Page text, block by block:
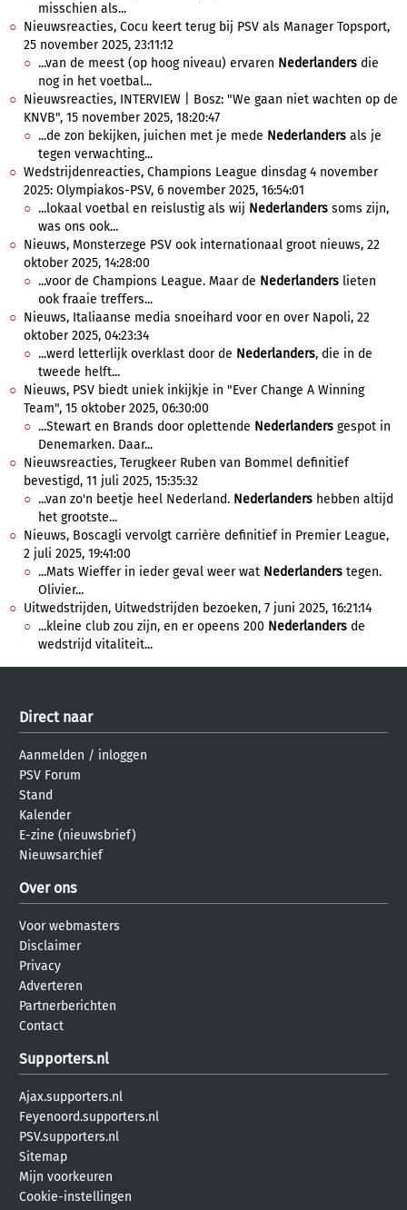
misschien als...
Nieuwsreacties, Cocu keert terug bij PSV als Manager Topsport,
25 november 2025, 23:11:12
...van de meest (op hoog niveau) ervaren Nederlanders die
nog in het voetbal...
Nieuwsreacties, INTERVIEW | Bosz: "We gaan niet wachten op de
KNVB", 15 november 2025, 18:20:47
...de zon bekijken, juichen met je mede Nederlanders als je
tegen verwachting...
Wedstrijdenreacties, Champions League dinsdag 4 november
2025: Olympiakos-PSV, 6 november 2025, 16:54:01
...lokaal voetbal en reislustig als wij Nederlanders soms zijn,
was ons ook...
Nieuws, Monsterzege PSV ook internationaal groot nieuws, 22
oktober 2025, 14:28:00
...voor de Champions League. Maar de Nederlanders lieten
ook fraaie treffers...
Nieuws, Italiaanse media snoeihard voor en over Napoli, 22
oktober 2025, 04:23:34
...werd letterlijk overklast door de Nederlanders, die in de
tweede helft...
Nieuws, PSV biedt uniek inkijkje in "Ever Change A Winning
Team", 15 oktober 2025, 06:30:00
...Stewart en Brands door oplettende Nederlanders gespot in
Denemarken. Daar...
Nieuwsreacties, Terugkeer Ruben van Bommel definitief
bevestigd, 11 juli 2025, 15:35:32
...van zo'n beetje heel Nederland. Nederlanders hebben altijd
het grootste...
Nieuws, Boscagli vervolgt carrière definitief in Premier League,
2 juli 2025, 19:41:00
...Mats Wieffer in ieder geval weer wat Nederlanders tegen.
Olivier...
Uitwedstrijden, Uitwedstrijden bezoeken, 7 juni 2025, 16:21:14
...kleine club zou zijn, en er opeens 200 Nederlanders de
wedstrijd vitaliteit...
Direct naar
Aanmelden / inloggen
PSV Forum
Stand
Kalender
E-zine (nieuwsbrief)
Nieuwsarchief
Over ons
Voor webmasters
Disclaimer
Privacy
Adverteren
Partnerberichten
Contact
Supporters.nl
Ajax.supporters.nl
Feyenoord.supporters.nl
PSV.supporters.nl
Sitemap
Mijn voorkeuren
Cookie-instellingen